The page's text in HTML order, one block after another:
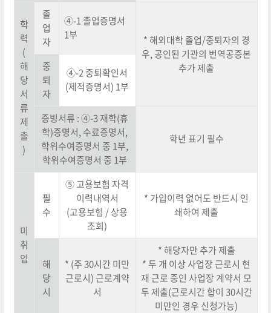
학
력
(
해
당
서
류
제
출
)
졸
업
자
④-1 졸업증명서
1부
* 해외대학 졸업/중퇴자의 경
우, 공인된 기관의 번역공증본
추가 제출
중
퇴
자
④-2 중퇴확인서
(제적증명서) 1부
증빙서류 : ④-3 재학(휴
학)증명서, 수료증명서,
학위수여증명서 중 1부,
학위수여증명서 중 1부
학년 표기 필수
미
취
업
필
수
⑤ 고용보험 자격
이력내역서
(고용보험 / 상용
조회)
* 가입이력 없어도 반드시 인
쇄하여 제출
해
당
시
* (주 30시간 미만
근로시) 근로계약
서
* 해당자만 추가 제출
* 두 개 이상 사업장 근로시 현
재 근로 중인 사업장 계약서 모
두 제출(근로시간 합이 30시간
미만인 경우 신청가능)